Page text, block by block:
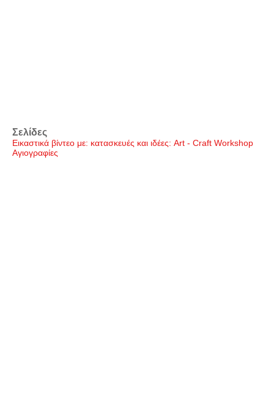
Σελίδες
Εικαστικά βίντεο με: κατασκευές και ιδέες: Art - Craft Workshop
Αγιογραφίες